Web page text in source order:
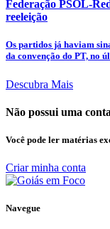
Federação PSOL-
reeleição
Os partidos já haviam
da convenção do PT, no
Descubra Mais
Não possui uma
Você pode ler matérias
Criar minha conta
Navegue